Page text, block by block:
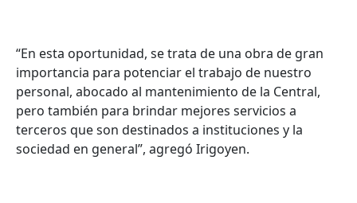
“En esta oportunidad, se trata de una obra de gran
importancia para potenciar el trabajo de nuestro
personal, abocado al mantenimiento de la Central,
pero también para brindar mejores servicios a
terceros que son destinados a instituciones y la
sociedad en general”, agregó Irigoyen.